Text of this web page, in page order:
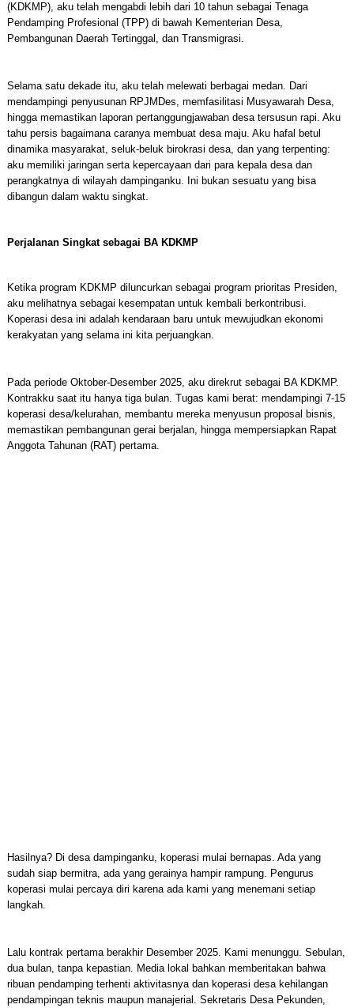
(KDKMP), aku telah mengabdi lebih dari 10 tahun sebagai Tenaga
Pendamping Profesional (TPP) di bawah Kementerian Desa,
Pembangunan Daerah Tertinggal, dan Transmigrasi.
Selama satu dekade itu, aku telah melewati berbagai medan. Dari
mendampingi penyusunan RPJMDes, memfasilitasi Musyawarah Desa,
hingga memastikan laporan pertanggungjawaban desa tersusun rapi. Aku
tahu persis bagaimana caranya membuat desa maju. Aku hafal betul
dinamika masyarakat, seluk-beluk birokrasi desa, dan yang terpenting:
aku memiliki jaringan serta kepercayaan dari para kepala desa dan
perangkatnya di wilayah dampinganku. Ini bukan sesuatu yang bisa
dibangun dalam waktu singkat.
Perjalanan Singkat sebagai BA KDKMP
Ketika program KDKMP diluncurkan sebagai program prioritas Presiden,
aku melihatnya sebagai kesempatan untuk kembali berkontribusi.
Koperasi desa ini adalah kendaraan baru untuk mewujudkan ekonomi
kerakyatan yang selama ini kita perjuangkan.
Pada periode Oktober-Desember 2025, aku direkrut sebagai BA KDKMP.
Kontrakku saat itu hanya tiga bulan. Tugas kami berat: mendampingi 7-15
koperasi desa/kelurahan, membantu mereka menyusun proposal bisnis,
memastikan pembangunan gerai berjalan, hingga mempersiapkan Rapat
Anggota Tahunan (RAT) pertama.
Hasilnya? Di desa dampinganku, koperasi mulai bernapas. Ada yang
sudah siap bermitra, ada yang gerainya hampir rampung. Pengurus
koperasi mulai percaya diri karena ada kami yang menemani setiap
langkah.
Lalu kontrak pertama berakhir Desember 2025. Kami menunggu. Sebulan,
dua bulan, tanpa kepastian. Media lokal bahkan memberitakan bahwa
ribuan pendamping terhenti aktivitasnya dan koperasi desa kehilangan
pendampingan teknis maupun manajerial. Sekretaris Desa Pekunden,